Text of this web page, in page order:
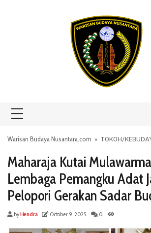
Warisan Budaya Nusantara.com » TOKOH/
Maharaja Kutai
Lembaga Pemangku Adat
Pelopori Gerakan Sadar
byHendra October 9, 2025 0